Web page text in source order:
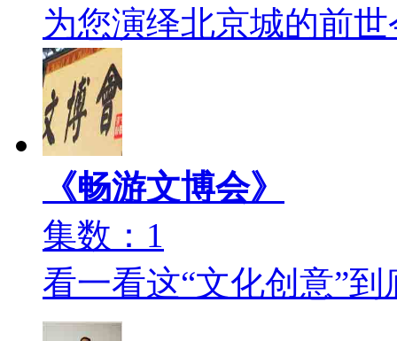
为您演绎北京城的前
《畅游文博会》
集数：1
看一看这“文化创意”